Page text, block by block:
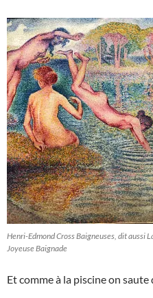
Henri-Edmond Cross Baigneuses, dit aussi
Joyeuse Baignade
Et comme à la piscine on saute